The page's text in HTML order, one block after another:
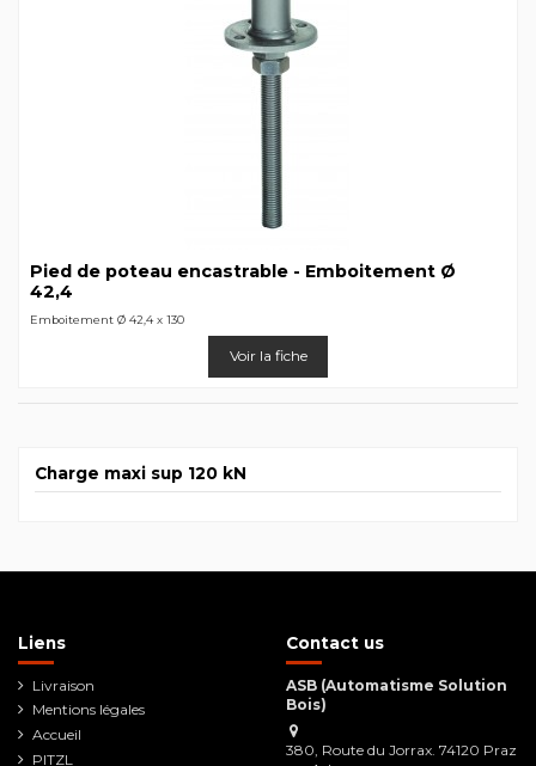
Pied de poteau encastrable - Emboitement Ø
42,4
Emboitement Ø 42,4 x 130
Voir la fiche
Charge maxi sup 120 kN
Liens
Livraison
Mentions légales
Accueil
PITZL
Contact us
ASB (Automatisme Solution
Bois)
380, Route du Jorrax. 74120 Praz